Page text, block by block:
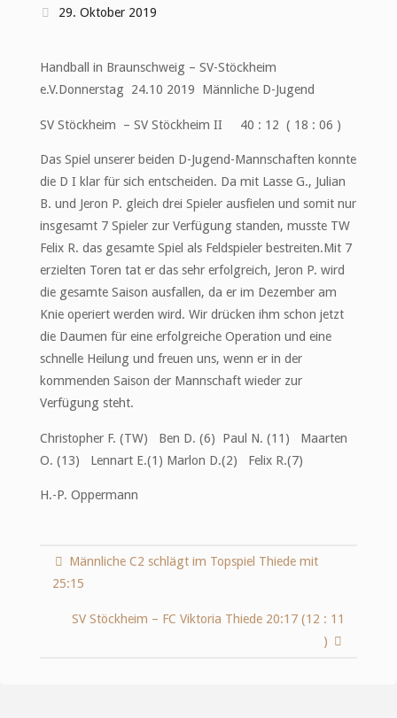
29. Oktober 2019
Handball in Braunschweig – SV-Stöckheim
e.V.Donnerstag 24.10 2019 Männliche D-Jugend
SV Stöckheim – SV Stöckheim II 40 : 12 ( 18 : 06 )
Das Spiel unserer beiden D-Jugend-Mannschaften konnte
die D I klar für sich entscheiden. Da mit Lasse G., Julian
B. und Jeron P. gleich drei Spieler ausfielen und somit nur
insgesamt 7 Spieler zur Verfügung standen, musste TW
Felix R. das gesamte Spiel als Feldspieler bestreiten.Mit 7
erzielten Toren tat er das sehr erfolgreich, Jeron P. wird
die gesamte Saison ausfallen, da er im Dezember am
Knie operiert werden wird. Wir drücken ihm schon jetzt
die Daumen für eine erfolgreiche Operation und eine
schnelle Heilung und freuen uns, wenn er in der
kommenden Saison der Mannschaft wieder zur
Verfügung steht.
Christopher F. (TW) Ben D. (6) Paul N. (11) Maarten
O. (13) Lennart E.(1) Marlon D.(2) Felix R.(7)
H.-P. Oppermann
Männliche C2 schlägt im Topspiel Thiede mit
25:15
SV Stöckheim – FC Viktoria Thiede 20:17 (12 : 11
)